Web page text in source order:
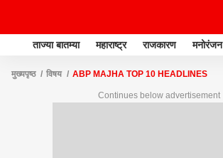
ताज्या बातम्या महाराष्ट्र राजकारण मनोरंजन
मुख्यपृष्ठ विषय ABP MAJHA TOP 10 HEADLINES
Continues below advertisement